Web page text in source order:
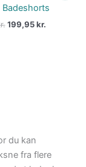
Badeshorts
pris
var:
399,95 kr..
199,95kr.
pris
er:
199,95 kr..
du kan
fra flere